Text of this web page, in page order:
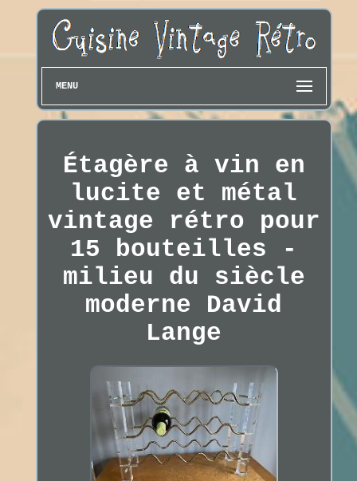
MENU
Étagère à vin en
lucite et métal
vintage rétro pour
15 bouteilles -
milieu du siècle
moderne David
Lange